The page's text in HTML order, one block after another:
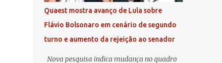
de trabalho 6×1 e pela redução da jornada
semanal sem diminuição de salários. O
movimento deste ano reflete uma
conjuntura particular. Após anos de debates
Quaest mostra avanço de Lula sobre
Flávio Bolsonaro em cenário de segundo
turno e aumento da rejeição ao senador
Nova pesquisa indica mudança no quadro